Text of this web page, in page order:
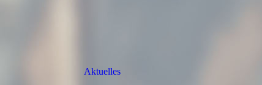
Aktuelles